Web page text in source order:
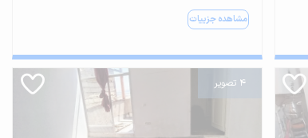
مشاهده جزییات
4 تصویر